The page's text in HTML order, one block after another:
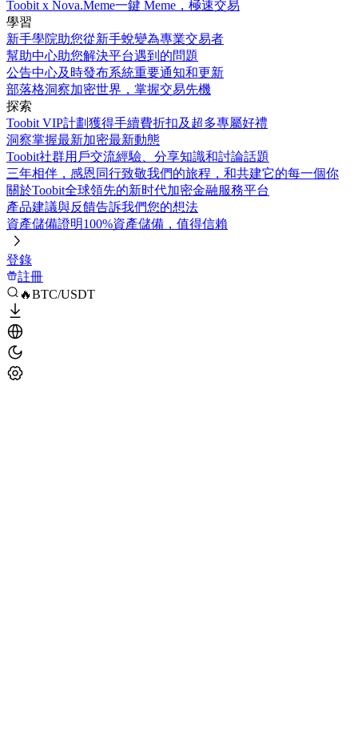
Toobit x Nova.Meme一鍵 Meme，極速交易
學習
新手學院助您從新手蛻變為專業交易者
幫助中心助您解決平台遇到的問題
公告中心及時發布系統重要通知和更新
部落格洞察加密世界，掌握交易先機
探索
Toobit VIP計劃獲得手續費折扣及超多專屬好禮
洞察掌握最新加密最新動態
Toobit社群用戶交流經驗、分享知識和討論話題
三年相伴，感恩同行致敬我們的旅程，和共建它的每一個你
關於Toobit全球領先的新时代加密金融服務平台
產品建議與反饋告訴我們您的想法
資產儲備證明100%資產儲備，值得信賴
登錄
註冊
🔥BTC/USDT